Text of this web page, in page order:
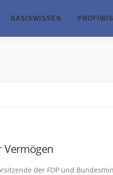
BASISWISSEN
der FDP und